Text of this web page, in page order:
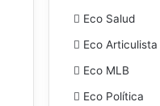
Eco Salud
Eco Articulista
Eco MLB
Eco Política